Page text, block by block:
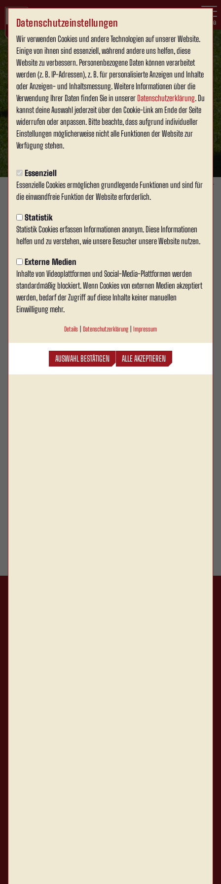
Datenschutzeinstellungen
Wir verwenden Cookies und andere Technologien auf unserer Website.
Einige von ihnen sind essenziell, während andere uns helfen, diese
Website zu verbessern. Personenbezogene Daten können verarbeitet
werden (z. B. IP-Adressen), z. B. für personalisierte Anzeigen und Inhalte
oder Anzeigen- und Inhaltsmessung. Weitere Informationen über die
Verwendung Ihrer Daten finden Sie in unserer Datenschutzerklärung. Du
kannst deine Auswahl jederzeit über den Cookie-Link am Ende der Seite
widerrufen oder anpassen. Bitte beachte, dass aufgrund individueller
Einstellungen möglicherweise nicht alle Funktionen der Website zur
Verfügung stehen.
Essenziell
Essenzielle Cookies ermöglichen grundlegende Funktionen und sind für
die einwandfreie Funktion der Website erforderlich.
Statistik
Statistik Cookies erfassen Informationen anonym. Diese Informationen
helfen und zu verstehen, wie unsere Besucher unsere Website nutzen.
Externe Medien
Inhalte von Videoplattformen und Social-Media-Plattformen werden
standardmäßig blockiert. Wenn Cookies von externen Medien akzeptiert
werden, bedarf der Zugriff auf diese Inhalte keiner manuellen
Einwilligung mehr.
Details Datenschutzerklärung Impressum
AUSWAHL BESTÄTIGEN ALLE AKZEPTIEREN
Menü
Foto: Julien Stapper
Freitag, 03.07.2026 13:50 Uhr
Testspiel gegen die VDV-
Spielergewerksschaft abgesagt
Das für Mittwoch, den 08. Juli 2026, geplante
Testspiel zwischen Rot Weiss Ahlen und der VDV-
Spielergewerkschaftfindet nicht statt. Die Absage
aufgrund einer zu geringen Anzahl an verfügbaren
Aktuell arbeiten die Verantwortlichen daran, kurzfristig einen alternativen